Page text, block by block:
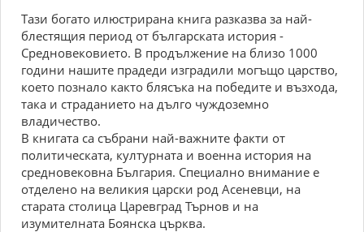
Тази богато илюстрирана книга разказва за най-
блестящия период от българската история -
Средновековието. В продължение на близо 1000
години нашите прадеди изградили могъщо царство,
което познало както блясъка на победите и възхода,
така и страданието на дълго чуждоземно
владичество.
В книгата са събрани най-важните факти от
политическата, културната и военна история на
средновековна България. Специално внимание е
отделено на великия царски род Асеневци, на
старата столица Царевград Търнов и на
изумителната Боянска църква.